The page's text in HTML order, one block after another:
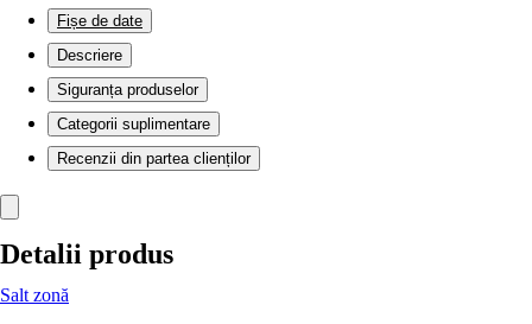
Fișe de date
Descriere
Siguranța produselor
Categorii suplimentare
Recenzii din partea clienților
Detalii produs
Salt zonă